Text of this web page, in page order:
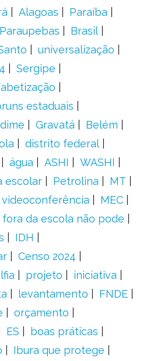
Alagoas
Paraíba
Paraupebas
Brasil
universalização
Sergipe
estaduais
Gravatá
Belém
distrito federal
água ASHI
WASHI
escolar Petrolina
MT
videoconferência
MEC
fora da escola não pode
IDH
Censo 2024
projeto
iniciativa
levantamento
FNDE
orçamento
ES
boas práticas
Ibura que protege